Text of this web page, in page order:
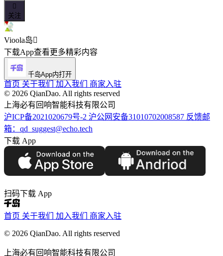

关注
Vioola岛
下载App查看更多精彩内容
千岛App内打开
首页 关于我们 加入我们 商家入驻
©️ 2026 QianDao. All rights reserved
上海必有回响智能科技有限公司
沪ICP备2021020679号-2 沪公网安备31010702008587 反馈邮
箱：qd_suggest@echo.tech
下载 App
扫码下载 App
首页 关于我们 加入我们 商家入驻
© 2026 QianDao. All rights reserved
上海必有回响智能科技有限公司